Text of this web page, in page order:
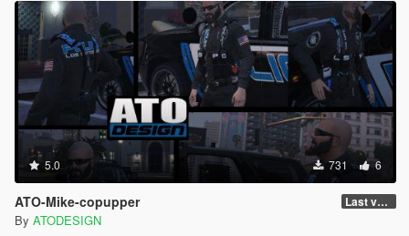
5.0 731 6
ATO-Mike-copupper Last version
By ATODESIGN